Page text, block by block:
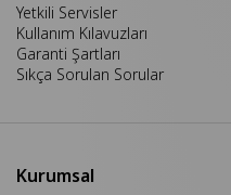
Yetkili Servisler
Kullanım Kılavuzları
Garanti Şartları
Sıkça Sorulan Sorular
Kurumsal